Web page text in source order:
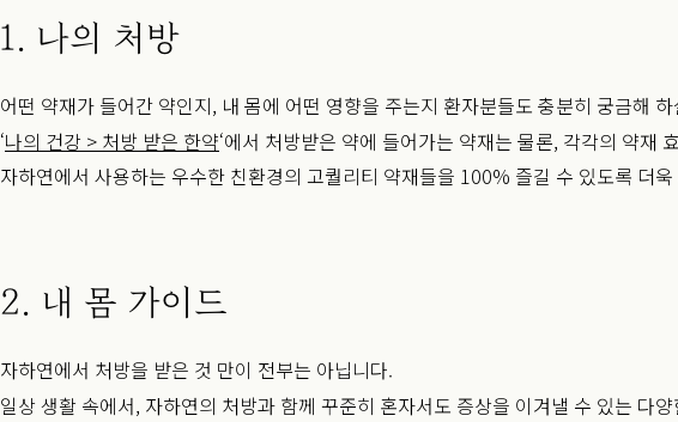
1. 나의 처방
어떤 약재가 들어간 약인지, 내 몸에 어떤 영향을 주는지 환자분들도 충분히 궁금해
‘나의 건강 > 처방 받은 한약‘에서 처방받은 약에 들어가는 약재는 물론, 각각의 약재
자하연에서 사용하는 우수한 친환경의 고퀄리티 약재들을 100% 즐길 수 있도록 더
2. 내 몸 가이드
자하연에서 처방을 받은 것 만이 전부는 아닙니다.
일상 생활 속에서, 자하연의 처방과 함께 꾸준히 혼자서도 증상을 이겨낼 수 있는 다